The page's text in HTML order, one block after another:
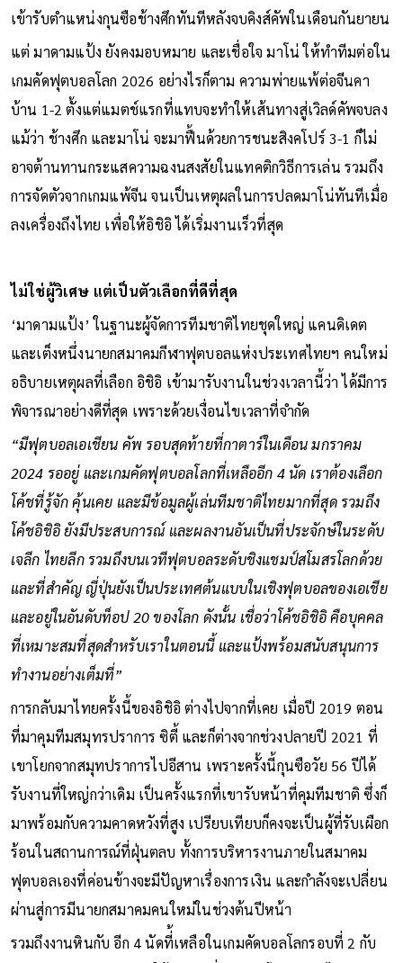
เข้ารับตำแหน่งกุนซือช้างศึกทันทีหลังจบคิงส์คัพในเดือนกันยายน
แต่ มาดามแป้ง ยังคงมอบหมาย และเชื่อใจ มาโน่ ให้ทำทีมต่อใน
เกมคัดฟุตบอลโลก 2026 อย่างไรก็ตาม ความพ่ายแพ้ต่อจีนคา
บ้าน 1-2 ตั้งแต่แมตช์แรกที่แทบจะทำให้เส้นทางสู่เวิลด์คัพจบลง
แม้ว่า ช้างศึก และมาโน่ จะมาฟื้นด้วยการชนะสิงคโปร์ 3-1 ก็ไม่
อาจต้านทานกระแสความฉงนสงสัยในแทคติกวิธีการเล่น รวมถึง
การจัดตัวจากเกมแพ้จีน จนเป็นเหตุผลในการปลดมาโน่ทันทีเมื่อ
ลงเครื่องถึงไทย เพื่อให้อิชิอิ ได้เริ่มงานเร็วที่สุด
ไม่ใช่ผู้วิเศษ แต่เป็นตัวเลือกที่ดีที่สุด
‘มาดามแป้ง’ ในฐานะผู้จัดการทีมชาติไทยชุดใหญ่ แคนดิเดต
และเต็งหนึ่งนายกสมาคมกีฬาฟุตบอลแห่งประเทศไทยฯ คนใหม่
อธิบายเหตุผลที่เลือก อิชิอิ เข้ามารับงานในช่วงเวลานี้ว่า ได้มีการ
พิจารณาอย่างดีที่สุด เพราะด้วยเงื่อนไขเวลาที่จำกัด
“มีฟุตบอลเอเชียน คัพ รอบสุดท้ายที่กาตาร์ในเดือน มกราคม
2024 รออยู่ และเกมคัดฟุตบอลโลกที่เหลืออีก 4 นัด เราต้องเลือก
โค้ชที่รู้จัก คุ้นเคย และมีข้อมูลผู้เล่นทีมชาติไทยมากที่สุด รวมถึง
โค้ชอิชิอิ ยังมีประสบการณ์ และผลงานอันเป็นที่ประจักษ์ในระดับ
เจลีก ไทยลีก รวมถึงบนเวทีฟุตบอลระดับชิงแชมป์สโมสรโลกด้วย
และที่สำคัญ ญี่ปุ่นยังเป็นประเทศต้นแบบในเชิงฟุตบอลของเอเชีย
และอยู่ในอันดับท็อป 20 ของโลก ดังนั้น เชื่อว่าโค้ชอิชิอิ คือบุคคล
ที่เหมาะสมที่สุดสำหรับเราในตอนนี้ และแป้งพร้อมสนับสนุนการ
ทำงานอย่างเต็มที่”
การกลับมาไทยครั้งนี้ของอิชิอิ ต่างไปจากที่เคย เมื่อปี 2019 ตอน
ที่มาคุมทีมสมุทรปราการ ซิตี้ และก็ต่างจากช่วงปลายปี 2021 ที่
เขาโยกจากสมุทปราการไปอีสาน เพราะครั้งนี้กุนซือวัย 56 ปีได้
รับงานที่ใหญ่กว่าเดิม เป็นครั้งแรกที่เขารับหน้าที่คุมทีมชาติ ซึ่งก็
มาพร้อมกับความคาดหวังที่สูง เปรียบเทียบก็คงจะเป็นผู้ที่รับเผือก
ร้อนในสถานการณ์ที่ฝุ่นตลบ ทั้งการบริหารงานภายในสมาคม
ฟุตบอลเองที่ค่อนข้างจะมีปัญหาเรื่องการเงิน และกำลังจะเปลี่ยน
ผ่านสู่การมีนายกสมาคมคนใหม่ในช่วงต้นปีหน้า
รวมถึงงานหินกับ อีก 4 นัดที่้เหลือในเกมคัดบอลโลกรอบที่ 2 กับ